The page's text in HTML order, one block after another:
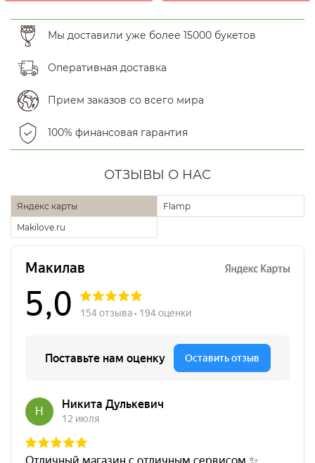
Мы доставили уже более 15000 букетов
Оперативная доставка
Прием заказов со всего мира
100% финансовая гарантия
ОТЗЫВЫ О НАС
Яндекс карты
Flamp
Makilove.ru